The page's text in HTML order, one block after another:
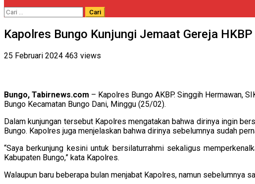
Cari
Kapolres Bungo Kunjungi Jemaat Gereja HKBP
25 Februari 2024 463 views
Bungo, Tabirnews.com – Kapolres Bungo AKBP. Singgih Hermawan,
Bungo Kecamatan Bungo Dani, Minggu (25/02).
Dalam kunjungan tersebut Kapolres mengatakan bahwa dirinya ingin
Bungo. Kapolres juga menjelaskan bahwa dirinya sebelumnya sudah
“Saya berkunjung kesini untuk bersilaturrahmi sekaligus
Kabupaten Bungo,” kata Kapolres.
Walaupun baru beberapa bulan menjabat Kapolres, namun sebelumnya